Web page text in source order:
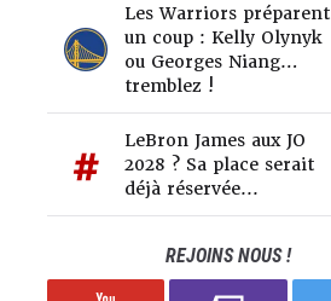
Les Warriors préparent
un coup : Kelly Olynyk
ou Georges Niang…
tremblez !
LeBron James aux JO
2028 ? Sa place serait
déjà réservée...
REJOINS NOUS !